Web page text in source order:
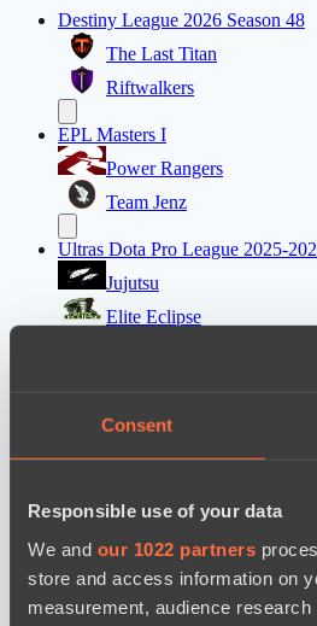
Consent
Responsible use of your data
We and our 1022 partners
store and access information on
measurement, audience
Destiny League 2026 Season 48
The Last Titan
Riftwalkers
EPL Masters I
Power Rangers
Team Jenz
Ultras Dota Pro League 2025-
Jujutsu
Elite Eclipse
Dark Rebellion
Stormriders
Dark Tamplars
Ultras Dota Pro League 2025-